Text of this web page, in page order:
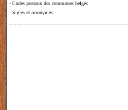
- Codes postaux des communes belges
- Sigles et acronymes